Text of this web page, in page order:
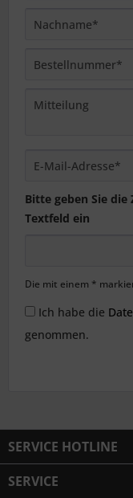
Bitte geben Sie die
Textfeld ein
Die mit einem *
Ich habe die
genommen.
SERVICE HOTLINE
SERVICE